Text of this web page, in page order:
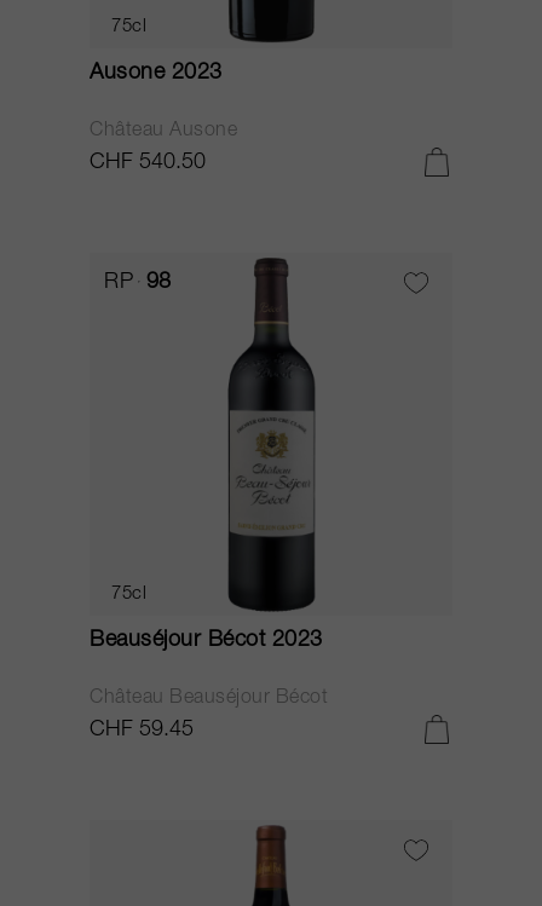
75cl
Ausone 2023
Château Ausone
CHF 540.50
RP 98
75cl
Beauséjour Bécot 2023
Château Beauséjour Bécot
CHF 59.45